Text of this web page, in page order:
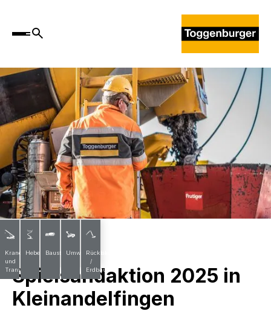
Krane
und
Transporte
Hebebühnen
BaustoffeUmwelttechnik
Rückbau
/
Erdbau
Spielsandaktion 2025 in
Kleinandelfingen